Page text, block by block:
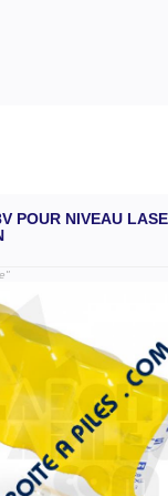
POUR NIVEAU